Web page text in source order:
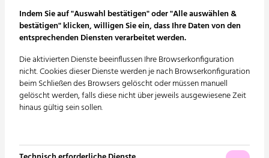
Indem Sie auf "Auswahl bestätigen" oder "Alle auswählen &
bestätigen" klicken, willigen Sie ein, dass Ihre Daten von den
entsprechenden Diensten verarbeitet werden.
Die aktivierten Dienste beeinflussen Ihre Browserkonfiguration
nicht. Cookies dieser Dienste werden je nach Browserkonfiguration
beim Schließen des Browsers gelöscht oder müssen manuell
gelöscht werden, falls diese nicht über jeweils ausgewiesene Zeit
hinaus gültig sein sollen.
News
Referenzen
Karriere
Förderanlagen
Wasserversorgung
Gebäudeautomation | MSR